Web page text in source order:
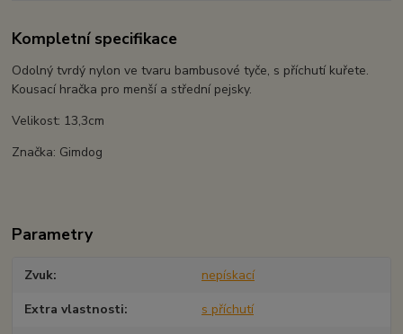
Kompletní specifikace
Odolný tvrdý nylon ve tvaru bambusové tyče, s příchutí kuřete.
Kousací hračka pro menší a střední pejsky.
Velikost: 13,3cm
Značka: Gimdog
Parametry
Zvuk nepískací
Extra vlastnosti s příchutí